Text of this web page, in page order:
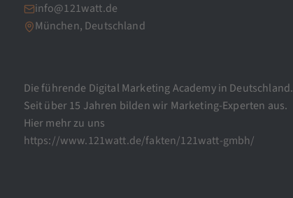
info@121watt.de
München, Deutschland
Die führende Digital Marketing Academy in Deutschland.
Seit über 15 Jahren bilden wir Marketing-Experten aus.
Hier mehr zu uns
https://www.121watt.de/fakten/121watt-gmbh/